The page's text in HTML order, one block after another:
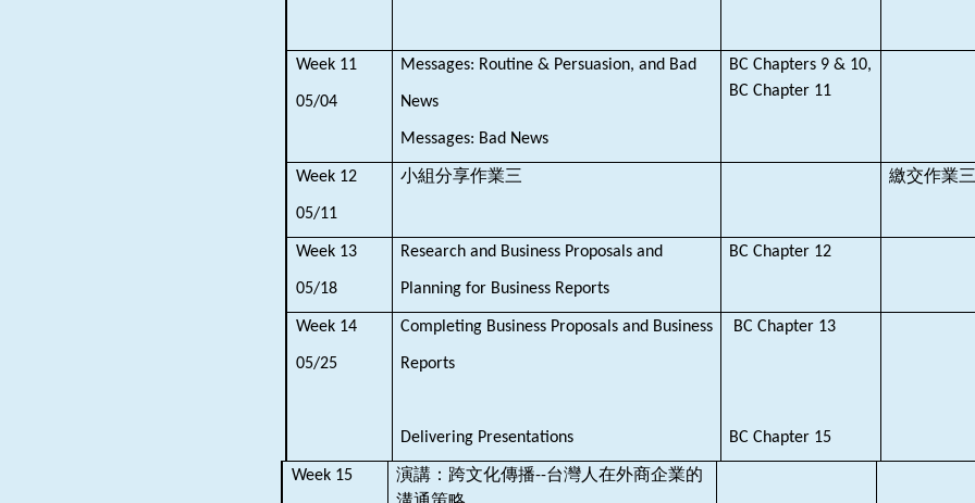
Week 11
05/04
Messages: Routine & Persuasion, and Bad
News
Messages: Bad News
BC Chapters 9 & 10,
BC Chapter 11
Week 12
05/11
小組分享作業三 繳交作業三
Week 13
05/18
Research and Business Proposals and
Planning for Business Reports
BC Chapter 12
Week 14
05/25
Completing Business Proposals and Business
Reports
Delivering Presentations
BC Chapter 13
BC Chapter 15
Week 15 演講：跨文化傳播--台灣人在外商企業的